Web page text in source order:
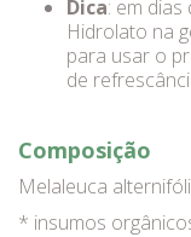
Dica: em
Hidrolato na
para usar o
de
Composição
Melaleuca
* insumos